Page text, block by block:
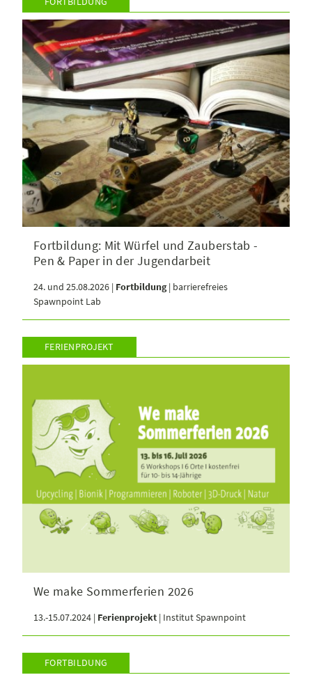
Fortbildung: Mit Würfel und Zauberstab -
Pen & Paper in der Jugendarbeit
24. und 25.08.2026 | Fortbildung| barrierefreies
Spawnpoint Lab
FERIENPROJEKT
We make Sommerferien 2026
13.-15.07.2024 | Ferienprojekt | Institut Spawnpoint
FORTBILDUNG